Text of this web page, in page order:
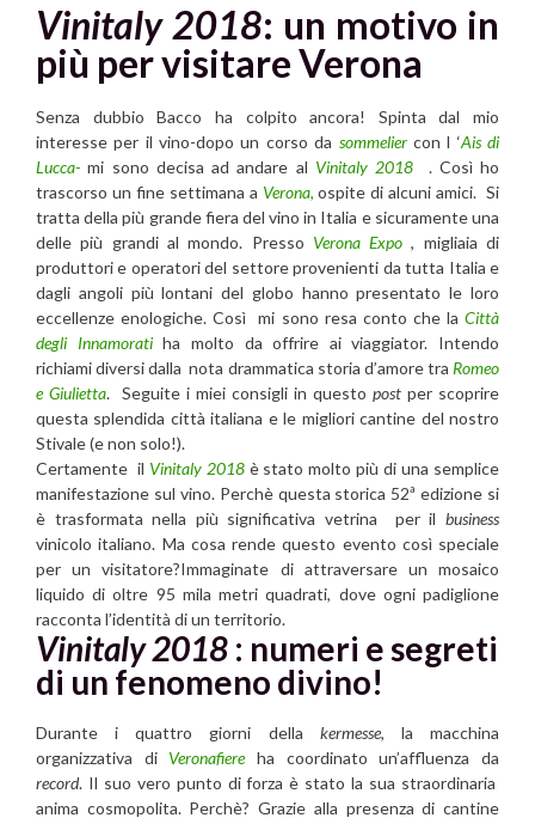
Vinitaly 2018: un motivo in
più per visitare Verona
Senza dubbio Bacco ha colpito ancora! Spinta dal mio
interesse per il vino-dopo un corso da sommelier con l ‘Ais di
Lucca- mi sono decisa ad andare al Vinitaly 2018
. Così ho
trascorso un fine settimana a Verona,ospite di alcuni amici. Si
tratta della più grande fiera del vino in Italia e sicuramente una
delle più grandi al mondo. Presso Verona Expo, migliaia di
produttori e operatori del settore provenienti da tutta Italia e
dagli angoli più lontani del globo hanno presentato le loro
eccellenze enologiche. Così mi sono resa conto che la Città
degli Innamorati ha molto da offrire ai viaggiator. Intendo
richiami diversi dalla nota drammatica storia d’amore tra Romeo
e Giulietta. Seguite i miei consigli in questo post per scoprire
questa splendida città italiana e le migliori cantine del nostro
Stivale (e non solo!).
Certamente il Vinitaly2018è stato molto più di una semplice
manifestazione sul vino. Perchè questa storica 52ª edizione si
è trasformata nella più significativa vetrina per il business
vinicolo italiano. Ma cosa rende questo evento così speciale
per un visitatore?Immaginate di attraversare un mosaico
liquido di oltre 95 mila metri quadrati, dove ogni padiglione
racconta l’identità di un territorio.
Vinitaly 2018 : numeri e segreti
di un fenomeno divino!
Durante i quattro giorni della kermesse, la macchina
organizzativa di Veronafiereha coordinato un’affluenza da
record. Il suo vero punto di forza è stato la sua straordinaria
anima cosmopolita. Perchè? Grazie alla presenza di cantine